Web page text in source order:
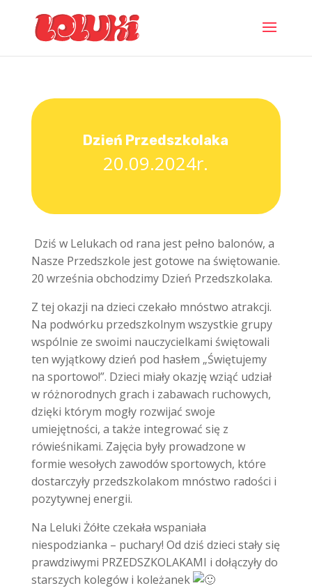
Dzień Przedszkolaka
20.09.2024r.
Dziś w Lelukach od rana jest pełno balonów, a
Nasze Przedszkole jest gotowe na świętowanie.
20 września obchodzimy Dzień Przedszkolaka.
Z tej okazji na dzieci czekało mnóstwo atrakcji.
Na podwórku przedszkolnym wszystkie grupy
wspólnie ze swoimi nauczycielkami świętowali
ten wyjątkowy dzień pod hasłem „Świętujemy
na sportowo!”. Dzieci miały okazję wziąć udział
w różnorodnych grach i zabawach ruchowych,
dzięki którym mogły rozwijać swoje
umiejętności, a także integrować się z
rówieśnikami. Zajęcia były prowadzone w
formie wesołych zawodów sportowych, które
dostarczyły przedszkolakom mnóstwo radości i
pozytywnej energii.
Na Leluki Żółte czekała wspaniała
niespodzianka – puchary! Od dziś dzieci stały się
prawdziwymi PRZEDSZKOLAKAMI i dołączyły do
starszych kolegów i koleżanek